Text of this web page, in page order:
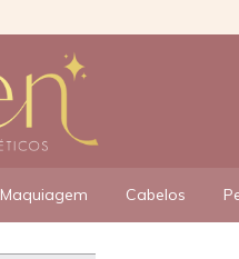
Maquiagem Cabelos